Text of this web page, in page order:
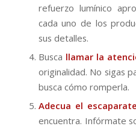
refuerzo lumínico
cada uno de los
sus detalles.
Busca llamar la
originalidad. No sigas
busca cómo romperla.
Adecua el escaparate
encuentra. Infórmate